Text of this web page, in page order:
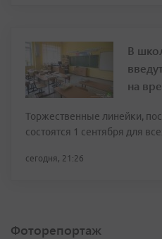
В
на
Торжественные линейки,
состоятся 1 сентября для
сегодня, 21:26
Фоторепортаж